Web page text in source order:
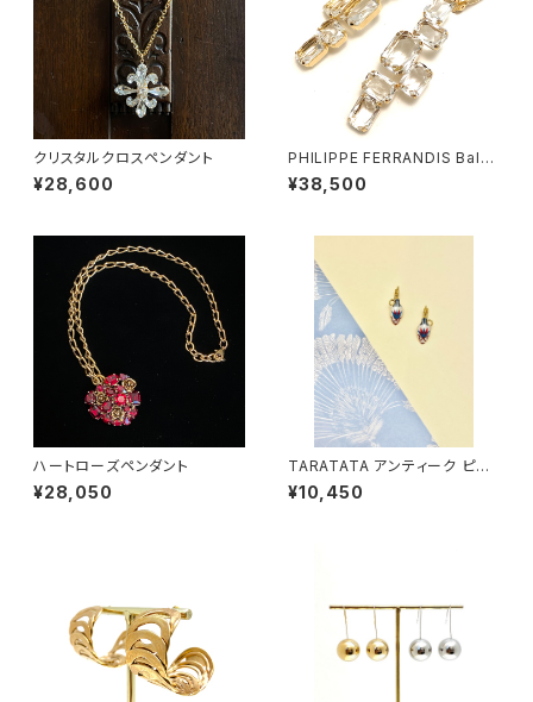
クリスタルクロスペンダント
¥28,600
PHILIPPE FERRANDIS Balé
ares イヤリング#1
¥38,500
ハートローズペンダント
¥28,050
TARATATA アンティーク ピア
ス #3
¥10,450